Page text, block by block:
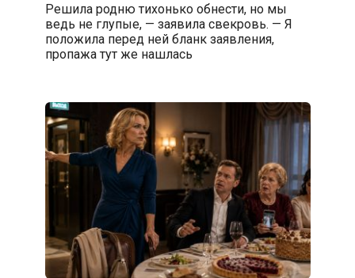
Решила родню тихонько обнести, но мы
ведь не глупые, — заявила свекровь. — Я
положила перед ней бланк заявления,
пропажа тут же нашлась